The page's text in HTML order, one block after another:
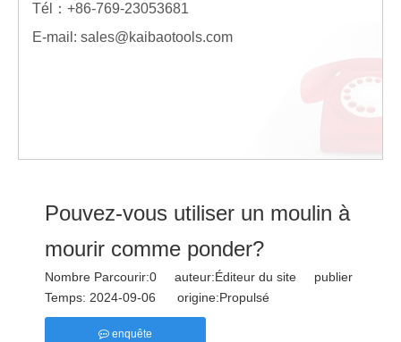
Tél：+86-769-23053681
E-mail: sales@kaibaotools.com
Pouvez-vous utiliser un moulin à
mourir comme ponder?
Nombre Parcourir:0 auteur:Éditeur du site publier
Temps: 2024-09-06 origine:Propulsé
enquête